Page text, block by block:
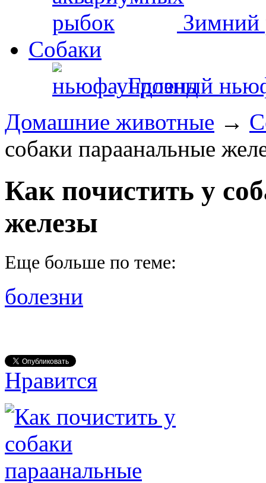
Зимний
Собаки
Грозный
Домашние животные →
собаки параанальные
Как почистить у
железы
Еще больше по теме:
болезни
Нравится